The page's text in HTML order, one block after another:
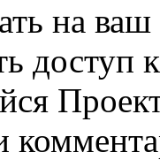
на
доступ